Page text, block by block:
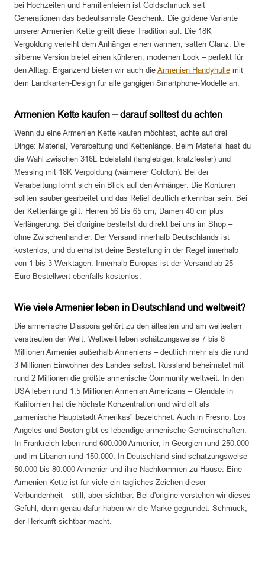
bei Hochzeiten und Familienfeiern ist Goldschmuck seit
Generationen das bedeutsamste Geschenk. Die goldene Variante
unserer Armenien Kette greift diese Tradition auf: Die 18K
Vergoldung verleiht dem Anhänger einen warmen, satten Glanz. Die
silberne Version bietet einen kühleren, modernen Look – perfekt für
den Alltag. Ergänzend bieten wir auch die Armenien Handyhülle mit
dem Landkarten-Design für alle gängigen Smartphone-Modelle an.
Armenien Kette kaufen – darauf solltest du achten
Wenn du eine Armenien Kette kaufen möchtest, achte auf drei
Dinge: Material, Verarbeitung und Kettenlänge. Beim Material hast du
die Wahl zwischen 316L Edelstahl (langlebiger, kratzfester) und
Messing mit 18K Vergoldung (wärmerer Goldton). Bei der
Verarbeitung lohnt sich ein Blick auf den Anhänger: Die Konturen
sollten sauber gearbeitet und das Relief deutlich erkennbar sein. Bei
der Kettenlänge gilt: Herren 56 bis 65 cm, Damen 40 cm plus
Verlängerung. Bei d'origine bestellst du direkt bei uns im Shop –
ohne Zwischenhändler. Der Versand innerhalb Deutschlands ist
kostenlos, und du erhältst deine Bestellung in der Regel innerhalb
von 1 bis 3 Werktagen. Innerhalb Europas ist der Versand ab 25
Euro Bestellwert ebenfalls kostenlos.
Wie viele Armenier leben in Deutschland und weltweit?
Die armenische Diaspora gehört zu den ältesten und am weitesten
verstreuten der Welt. Weltweit leben schätzungsweise 7 bis 8
Millionen Armenier außerhalb Armeniens – deutlich mehr als die rund
3 Millionen Einwohner des Landes selbst. Russland beheimatet mit
rund 2 Millionen die größte armenische Community weltweit. In den
USA leben rund 1,5 Millionen Armenian Americans – Glendale in
Kalifornien hat die höchste Konzentration und wird oft als
„armenische Hauptstadt Amerikas" bezeichnet. Auch in Fresno, Los
Angeles und Boston gibt es lebendige armenische Gemeinschaften.
In Frankreich leben rund 600.000 Armenier, in Georgien rund 250.000
und im Libanon rund 150.000. In Deutschland sind schätzungsweise
50.000 bis 80.000 Armenier und ihre Nachkommen zu Hause. Eine
Armenien Kette ist für viele ein tägliches Zeichen dieser
Verbundenheit – still, aber sichtbar. Bei d'origine verstehen wir dieses
Gefühl, denn genau dafür haben wir die Marke gegründet: Schmuck,
der Herkunft sichtbar macht.